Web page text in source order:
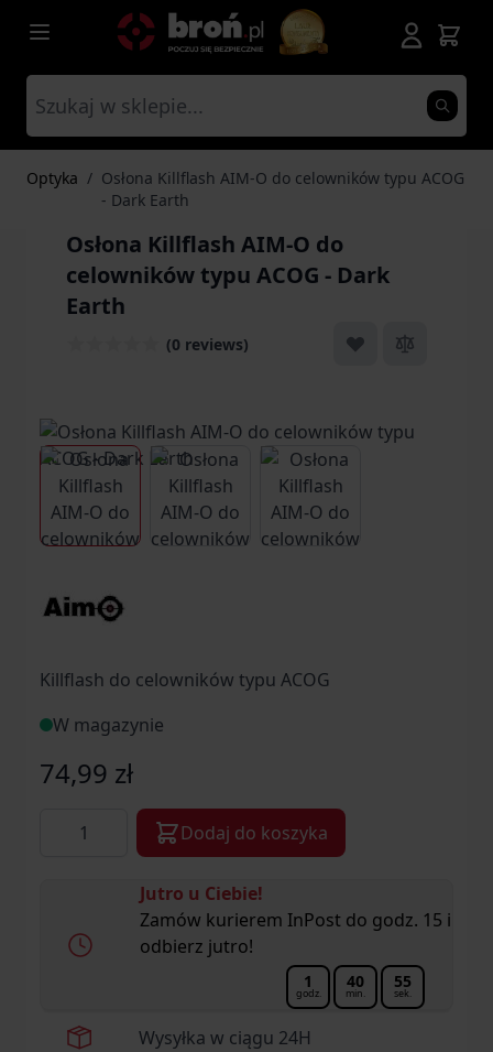
Przejdź do treści
Optyka / Osłona Killflash AIM-O do celowników typu ACOG
- Dark Earth
Osłona Killflash AIM-O do
celowników typu ACOG - Dark
Earth
(0 reviews)
View larger imageView larger imageView larger image
Killflash do celowników typu ACOG
W magazynie
74,99 zł
Dodaj do koszyka
Jutro u Ciebie!
Zamów kurierem InPost do godz. 15 i
odbierz jutro!
55
sek.
40
min.
1
godz.
Wysyłka w ciągu 24H